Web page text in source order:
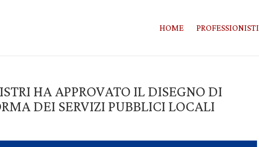
HOME PROFESSIONISTI
HA APPROVATO IL DISEGNO DI
DEI SERVIZI PUBBLICI LOCALI